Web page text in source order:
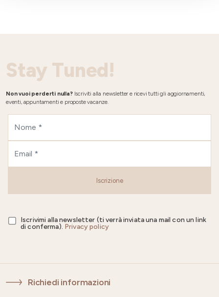
Stay Tuned!
Non vuoi perderti nulla?Iscriviti alla newsletter e ricevi tutti gli aggiornamenti,
eventi, appuntamenti e proposte vacanze.
Iscrizione
Iscrivimi alla newsletter (ti verrà inviata una mail con un link
di conferma). Privacy policy
Richiedi informazioni